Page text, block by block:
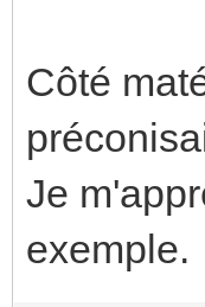
Côté
Je
exemple.